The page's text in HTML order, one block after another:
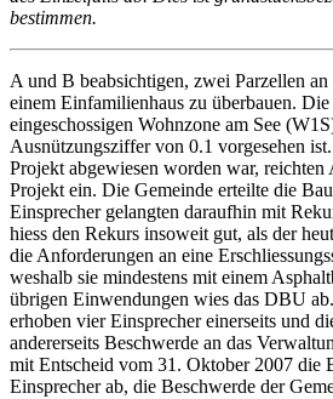
bestimmen.
A und B beabsichtigen, zwei Parzellen
einem Einfamilienhaus zu überbauen.
eingeschossigen Wohnzone am See
Ausnützungsziffer von 0.1 vorgesehen
Projekt abgewiesen worden war, reichten
Projekt ein. Die Gemeinde erteilte die
Einsprecher gelangten daraufhin mit
hiess den Rekurs insoweit gut, als der
die Anforderungen an eine
weshalb sie mindestens mit einem
übrigen Einwendungen wies das DBU
erhoben vier Einsprecher einerseits und
andererseits Beschwerde an das
mit Entscheid vom 31. Oktober 2007 die
Einsprecher ab, die Beschwerde der